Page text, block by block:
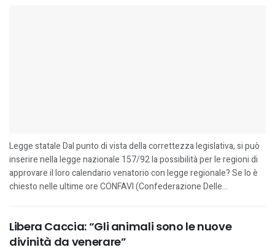
Legge statale Dal punto di vista della correttezza legislativa, si può
inserire nella legge nazionale 157/92 la possibilità per le regioni di
approvare il loro calendario venatorio con legge regionale? Se lo è
chiesto nelle ultime ore CONFAVI (Confederazione Delle...
Libera Caccia: “Gli animali sono le nuove
divinità da venerare”